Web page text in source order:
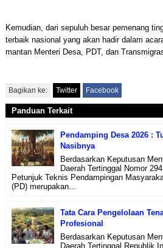
Kemudian, dari sepuluh besar pemenang
terbaik nasional yang akan hadir dalam
mantan Menteri Desa, PDT, dan
Bagikan ke: Twitter Facebook
Panduan Terkait
Pendamping Desa 2026 :
Nasibnya
Berdasarkan Keputusan
Daerah Tertinggal Nomor
Petunjuk Teknis Pendampingan
(PD) merupakan...
Tata Cara Pengelolaan
Profesional
Berdasarkan Keputusan
Daerah Tertinggal Republik